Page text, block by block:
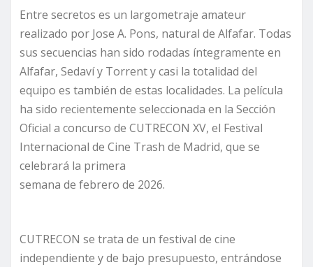
Entre secretos es un largometraje amateur
realizado por Jose A. Pons, natural de Alfafar. Todas
sus secuencias han sido rodadas íntegramente en
Alfafar, Sedaví y Torrent y casi la totalidad del
equipo es también de estas localidades. La película
ha sido recientemente seleccionada en la Sección
Oficial a concurso de CUTRECON XV, el Festival
Internacional de Cine Trash de Madrid, que se
celebrará la primera
semana de febrero de 2026.
CUTRECON se trata de un festival de cine
independiente y de bajo presupuesto, entrándose